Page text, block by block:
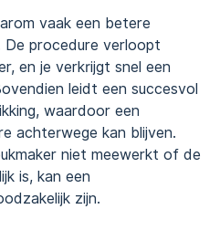
vaak een betere
procedure verloopt
en je verkrijgt snel een
leidt een succesvol
waardoor een
achterwege kan blijven.
niet meewerkt of de
is, kan een
zijn.